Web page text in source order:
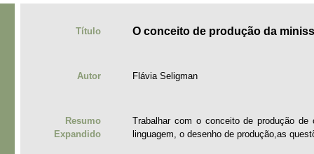
Título O conceito de produção da
Autor Flávia Seligman
Resumo
Expandido
Trabalhar com o conceito de produção
linguagem, o desenho de produção,as